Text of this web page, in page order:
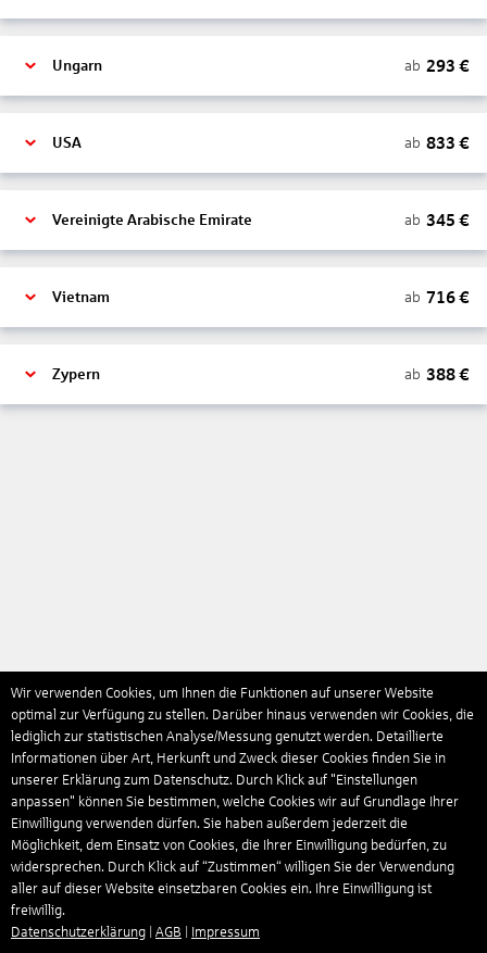
Ungarn ab 293 €
USA ab 833 €
Vereinigte Arabische Emirate ab 345 €
Vietnam ab 716€
Zypern ab 388€
Wir verwenden Cookies, um Ihnen die Funktionen auf unserer Website
optimal zur Verfügung zu stellen. Darüber hinaus verwenden wir Cookies, die
lediglich zur statistischen Analyse/Messung genutzt werden. Detaillierte
Informationen über Art, Herkunft und Zweck dieser Cookies finden Sie in
unserer Erklärung zum Datenschutz. Durch Klick auf "Einstellungen
anpassen" können Sie bestimmen, welche Cookies wir auf Grundlage Ihrer
Einwilligung verwenden dürfen. Sie haben außerdem jederzeit die
Möglichkeit, dem Einsatz von Cookies, die Ihrer Einwilligung bedürfen, zu
widersprechen. Durch Klick auf “Zustimmen“ willigen Sie der Verwendung
aller auf dieser Website einsetzbaren Cookies ein. Ihre Einwilligung ist
freiwillig.
Datenschutzerklärung
AGB Impressum